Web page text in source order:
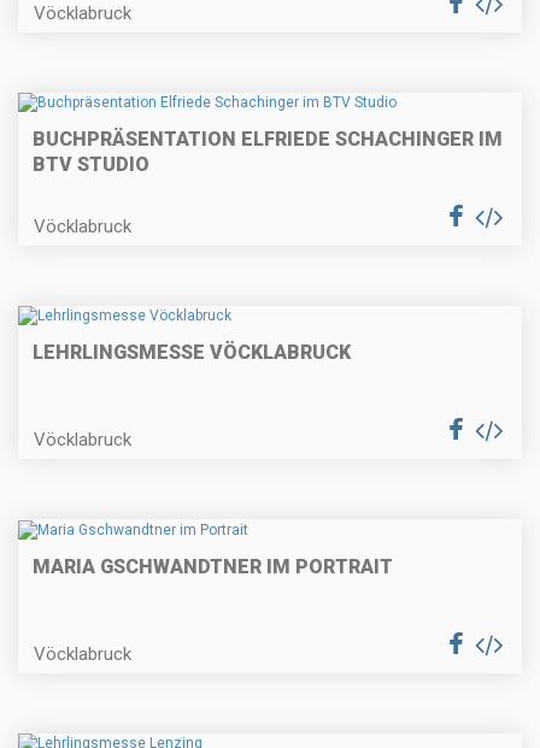
Vöcklabruck
BUCHPRÄSENTATION ELFRIEDE SCHACHINGER IM
BTV STUDIO
Vöcklabruck
LEHRLINGSMESSE VÖCKLABRUCK
Vöcklabruck
MARIA GSCHWANDTNER IM PORTRAIT
Vöcklabruck